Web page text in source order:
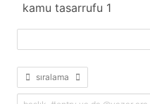
kamu tasarrufu 1
sıralama